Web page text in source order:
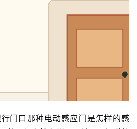
门口那种电动感应门是怎样的感